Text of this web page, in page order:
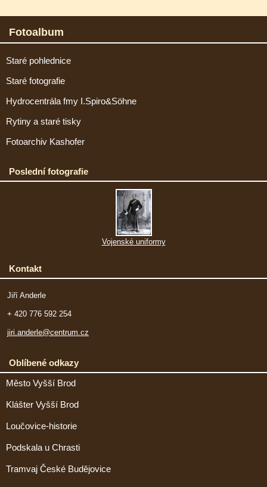
Fotoalbum
Staré pohlednice
Staré fotografie
Hydrocentrála fmy I.Spiro&Söhne
Rytiny a staré tisky
Fotoarchiv Kashofer
Poslední fotografie
Vojenské uniformy
Kontakt
Jiří Anderle
+ 420 776 592 254
jiri.anderle@centrum.cz
Oblíbené odkazy
Město Vyšší Brod
Klášter Vyšší Brod
Loučovice-historie
Podskala u Chrasti
Tramvaj České Budějovice